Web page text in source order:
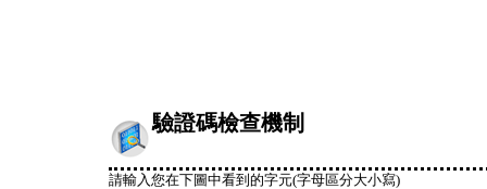
驗證碼檢查機制
請輸入您在下圖中看到的字元(字母區分大小寫)